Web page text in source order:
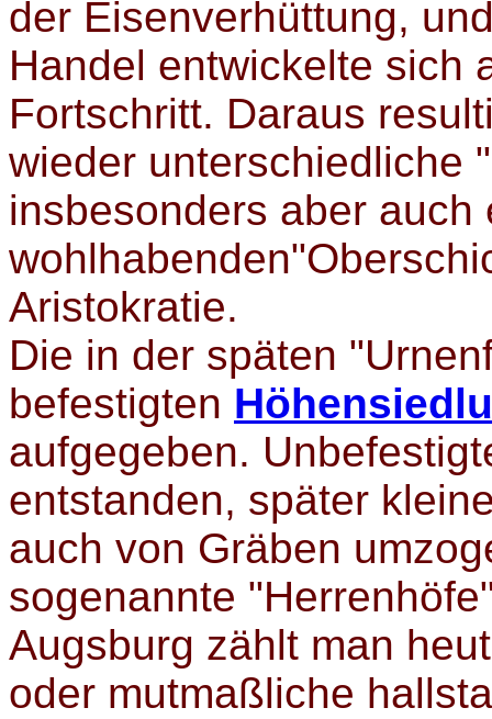
der Eisenverhüttung,
Handel entwickelte sich
Fortschritt. Daraus
wieder unterschiedliche
insbesonders aber auch
Aristokratie.
Die in der späten
befestigten
aufgegeben.
entstanden, später
auch von Gräben
sogenannte
Augsburg zählt man
oder mutmaßliche